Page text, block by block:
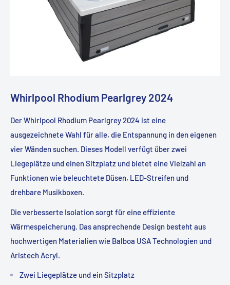
Whirlpool Rhodium Pearlgrey 2024
Der Whirlpool Rhodium Pearlgrey 2024 ist eine
ausgezeichnete Wahl für alle, die Entspannung in den eigenen
vier Wänden suchen. Dieses Modell verfügt über zwei
Liegeplätze und einen Sitzplatz und bietet eine Vielzahl an
Funktionen wie beleuchtete Düsen, LED-Streifen und
drehbare Musikboxen.
Die verbesserte Isolation sorgt für eine effiziente
Wärmespeicherung. Das ansprechende Design besteht aus
hochwertigen Materialien wie Balboa USA Technologien und
Aristech Acryl.
Zwei Liegeplätze und ein Sitzplatz